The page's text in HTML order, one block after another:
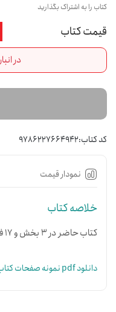
کتاب را به اشتراک بگذارید
در
کد کتاب:9786227664942
نمودار قیمت
خلاصه کتاب
کتاب حاضر در 3 بخش و 17 فصل و 678 صفحه میباشد.
دانلود pdf نمونه صفحات کتاب